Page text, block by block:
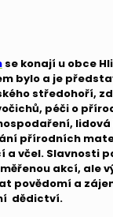
se konají u obce
bylo a je
středohoří,
péči o
lidová
přírodních
a včel. Slavnosti
akcí, ale
povědomí a
dědictví.